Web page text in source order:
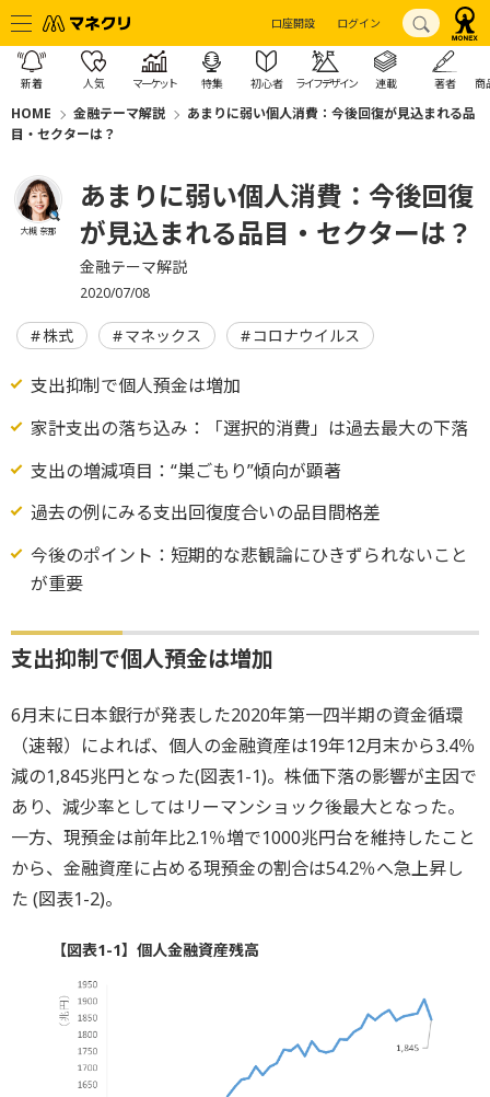
口座開設 ログイン
新着 人気 マーケット 特集 初心者 ライフデザイン 連載 著者 商
HOME 金融テーマ解説
あまりに弱い個人消費：今後回復が見込まれる品
目・セクターは？
大槻 奈那
あまりに弱い個人消費：今後回復
が見込まれる品目・セクターは？
金融テーマ解説
2020/07/08
株式 マネックス コロナウイルス
支出抑制で個人預金は増加
家計支出の落ち込み：「選択的消費」は過去最大の下落
支出の増減項目：“巣ごもり”傾向が顕著
過去の例にみる支出回復度合いの品目間格差
今後のポイント：短期的な悲観論にひきずられないこと
が重要
支出抑制で個人預金は増加
6月末に日本銀行が発表した2020年第一四半期の資金循環
（速報）によれば、個人の金融資産は19年12月末から3.4％
減の1,845兆円となった(図表1-1)。株価下落の影響が主因で
あり、減少率としてはリーマンショック後最大となった。
一方、現預金は前年比2.1％増で1000兆円台を維持したこと
から、金融資産に占める現預金の割合は54.2％へ急上昇し
た (図表1-2)。
【図表1-1】個人金融資産残高